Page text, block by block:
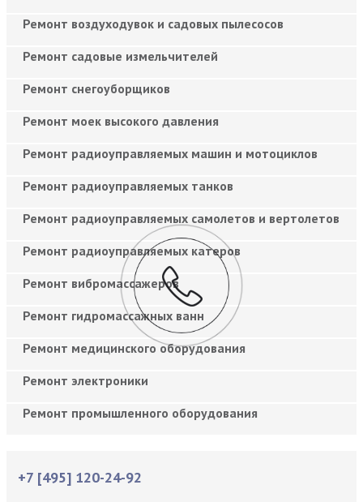
Ремонт воздуходувок и садовых пылесосов
Ремонт садовые измельчителей
Ремонт снегоуборщиков
Ремонт моек высокого давления
Ремонт радиоуправляемых машин и мотоциклов
Ремонт радиоуправляемых танков
Ремонт радиоуправляемых самолетов и вертолетов
Ремонт радиоуправляемых катеров
Ремонт вибромассажеров
Ремонт гидромассажных ванн
Ремонт медицинского оборудования
Ремонт электроники
Ремонт промышленного оборудования
+7 [495] 120-24-92